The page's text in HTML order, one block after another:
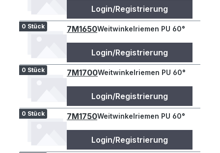
Login/Registrierung
0 Stück 7M1650Weitwinkelriemen PU 60°
Login/Registrierung
0 Stück 7M1700Weitwinkelriemen PU 60°
Login/Registrierung
0 Stück 7M1750Weitwinkelriemen PU 60°
Login/Registrierung